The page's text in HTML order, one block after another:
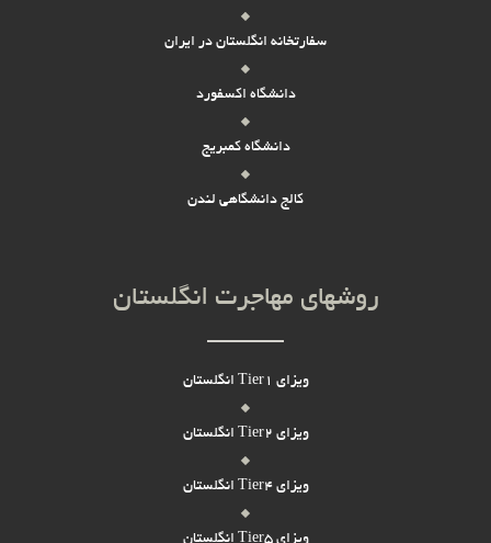
سفارتخانه انگلستان در ایران
دانشگاه اکسفورد
دانشگاه کمبریج
کالج دانشگاهی لندن
روشهای مهاجرت انگلستان
ویزای Tier1 انگلستان
ویزای Tier2 انگلستان
ویزای Tier4 انگلستان